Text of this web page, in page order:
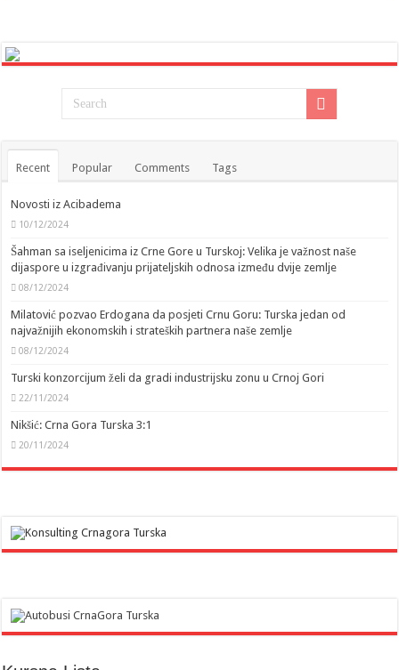
Recent Popular Comments Tags
Novosti iz Acibadema
10/12/2024
Šahman sa iseljenicima iz Crne Gore u Turskoj: Velika je važnost naše
dijaspore u izgrađivanju prijateljskih odnosa između dvije zemlje
08/12/2024
Milatović pozvao Erdogana da posjeti Crnu Goru: Turska jedan od
najvažnijih ekonomskih i strateških partnera naše zemlje
08/12/2024
Turski konzorcijum želi da gradi industrijsku zonu u Crnoj Gori
22/11/2024
Nikšić: Crna Gora Turska 3:1
20/11/2024